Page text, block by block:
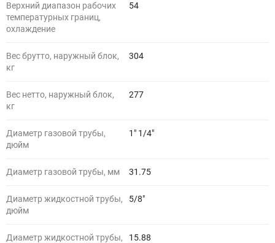
Верхний диапазон рабочих
температурных границ,
охлаждение
54
Вес брутто, наружный блок,
кг
304
Вес нетто, наружный блок,
кг
277
Диаметр газовой трубы,
дюйм
1" 1/4"
Диаметр газовой трубы, мм 31.75
Диаметр жидкостной трубы,
дюйм
5/8"
Диаметр жидкостной трубы,
15.88